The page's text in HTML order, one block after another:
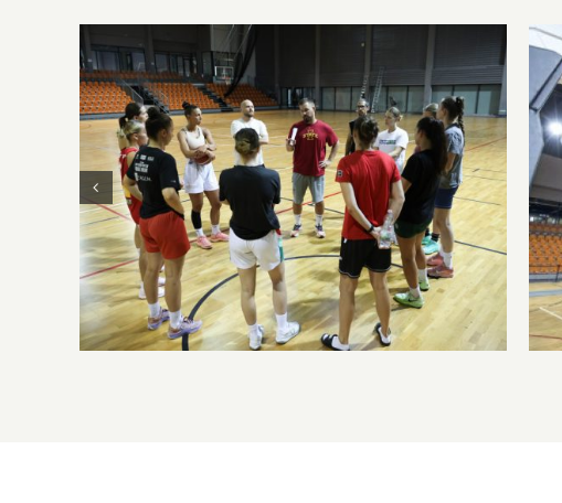
Megkezdtük a felkészülést az új idényre